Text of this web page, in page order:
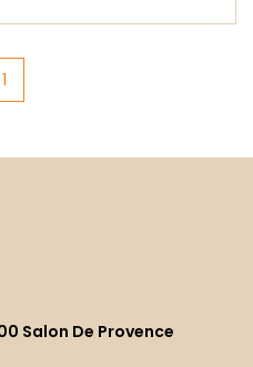
visibilité. Le local a fait
complète et soignée. Il
bureaux de 12m2, d'un
convenir à un usage de
1
Salon De Provence